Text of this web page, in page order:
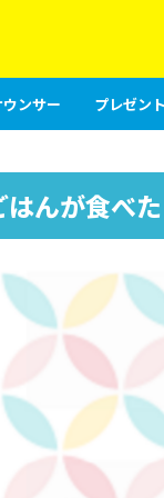
ンサー プレゼン
んが食べた